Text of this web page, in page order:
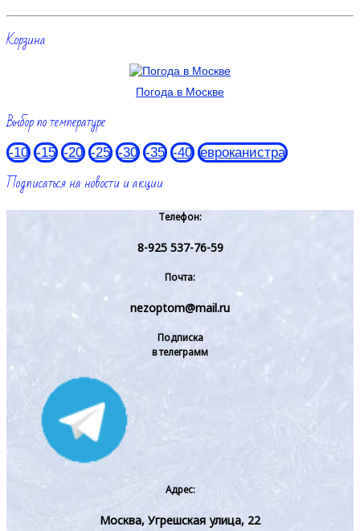
Корзина
Погода в Москве
Выбор по температуре
-10 -15 -20 -25 -30 -35 -40 евроканистра
Подписаться на новости и акции
Телефон:
8-925 537-76-59
Почта:
nezoptom@mail.ru
Подписка
в телеграмм
Адрес:
Москва, Угрешская улица, 22